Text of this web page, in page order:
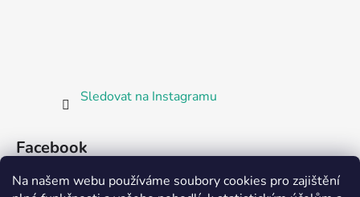
Na našem webu používáme soubory cookies pro zajištění
Sledovat na Instagramu
Facebook